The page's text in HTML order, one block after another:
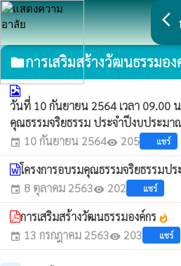
arrow_back_ios
folderการเสริมสร้างวัฒนธรรมอ
วันที่ 10 กันยายน 2564 เวลา 09.00
คุณธรรมจริยธรรม ประจำปีงบประม
event 10 กันยายน 2564visibility 205 แชร์
โครงการอบรมคุณธรรมจริยธรรมป
event 8 ตุลาคม 2563visibility 202 แชร์
การเสริมสร้างวัฒนธรรมองค์กร whatshot
event 13 กรกฎาคม 2563visibility 203 แชร์